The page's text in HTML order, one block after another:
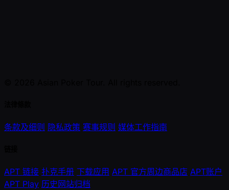
条款及细则 隐私政策 赛事规则 媒体工作指南
APT 链接 扑克手册 下载应用 APT 官方周边商品店 APT账户
APT Play 历史网站归档